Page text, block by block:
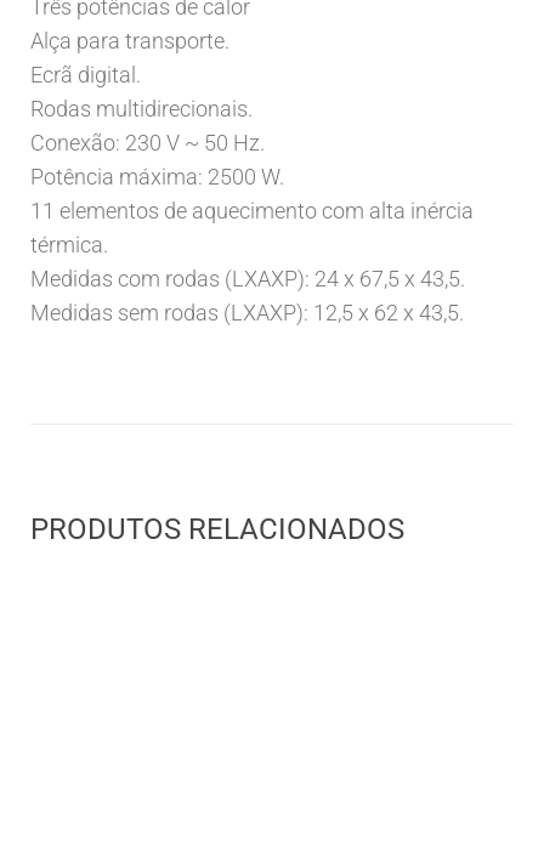
Três potências de calor
Alça para transporte.
Ecrã digital.
Rodas multidirecionais.
Conexão: 230 V ~ 50 Hz.
Potência máxima: 2500 W.
11 elementos de aquecimento com alta inércia
térmica.
Medidas com rodas (LXAXP): 24 x 67,5 x 43,5.
Medidas sem rodas (LXAXP): 12,5 x 62 x 43,5.
PRODUTOS RELACIONADOS